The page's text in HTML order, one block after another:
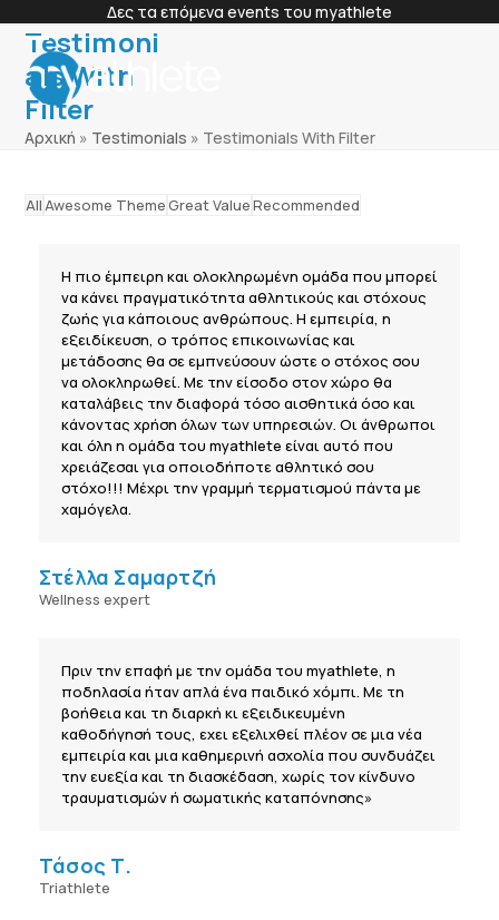
to
content
Δες τα επόμενα events του myathlete
Open
mobile
menu
Close
mobile
menu
Testimoni
als With
Filter
Αρχική » Testimonials » Testimonials With Filter
AllAwesome ThemeGreat ValueRecommended
Η πιο έμπειρη και ολοκληρωμένη ομάδα που μπορεί
να κάνει πραγματικότητα αθλητικούς και στόχους
ζωής για κάποιους ανθρώπους. Η εμπειρία, η
εξειδίκευση, ο τρόπος επικοινωνίας και
μετάδοσης θα σε εμπνεύσουν ώστε ο στόχος σου
να ολοκληρωθεί. Με την είσοδο στον χώρο θα
καταλάβεις την διαφορά τόσο αισθητικά όσο και
κάνοντας χρήση όλων των υπηρεσιών. Οι άνθρωποι
και όλη η ομάδα του myathlete είναι αυτό που
χρειάζεσαι για οποιοδήποτε αθλητικό σου
στόχο!!! Μέχρι την γραμμή τερματισμού πάντα με
χαμόγελα.
Στέλλα Σαμαρτζή
Wellness expert
Πριν την επαφή με την ομάδα του myathlete, η
ποδηλασία ήταν απλά ένα παιδικό χόμπι. Με τη
βοήθεια και τη διαρκή κι εξειδικευμένη
καθοδήγησή τους, εχει εξελιχθεί πλέον σε μια νέα
εμπειρία και μια καθημερινή ασχολία που συνδυάζει
την ευεξία και τη διασκέδαση, χωρίς τον κίνδυνο
τραυματισμών ή σωματικής καταπόνησης»
Τάσος Τ.
Triathlete